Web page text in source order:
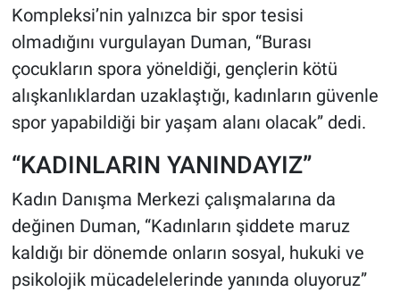
Kompleksi’nin yalnızca bir spor tesisi
olmadığını vurgulayan Duman, “Burası
çocukların spora yöneldiği, gençlerin kötü
alışkanlıklardan uzaklaştığı, kadınların güvenle
spor yapabildiği bir yaşam alanı olacak” dedi.
“KADINLARIN YANINDAYIZ”
Kadın Danışma Merkezi çalışmalarına da
değinen Duman, “Kadınların şiddete maruz
kaldığı bir dönemde onların sosyal, hukuki ve
psikolojik mücadelelerinde yanında oluyoruz”